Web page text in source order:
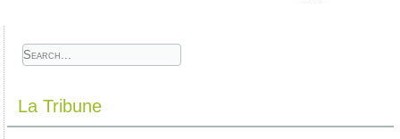
La Tribune